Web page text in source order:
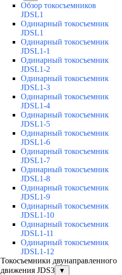
Обзор токосъемников
JDSL1
Одинарный токосъемник
JDSL1
Одинарный токосъемник
JDSL1-1
Одинарный токосъемник
JDSL1-2
Одинарный токосъемник
JDSL1-3
Одинарный токосъемник
JDSL1-4
Одинарный токосъемник
JDSL1-5
Одинарный токосъемник
JDSL1-6
Одинарный токосъемник
JDSL1-7
Одинарный токосъемник
JDSL1-8
Одинарный токосъемник
JDSL1-9
Одинарный токосъемник
JDSL1-10
Одинарный токосъемник
JDSL1-11
Одинарный токосъемник
JDSL1-12
Токосъемники двунаправленного
движения JDS3
▼